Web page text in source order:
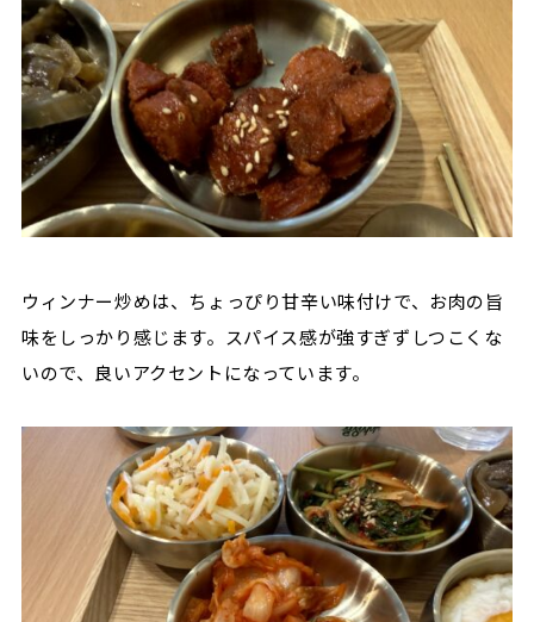
ウィンナー炒めは、ちょっぴり甘辛い味付けで、お肉の旨
味をしっかり感じます。スパイス感が強すぎずしつこくな
いので、良いアクセントになっています。